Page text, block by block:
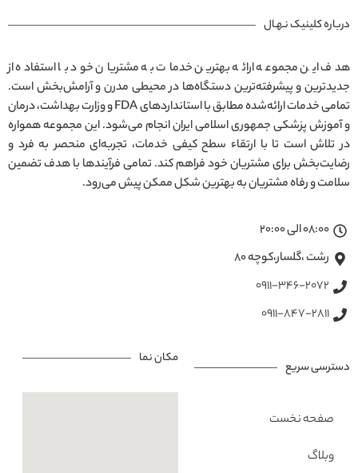
درباره کلینیک نـهـال
هدف این مجموعه ارائه بهترین خدمات به مشتریان خود با استفاده از
جدیدترین و پیشرفته‌ترین دستگاه‌ها در محیطی مدرن و آرامش‌بخش است.
تمامی خدمات ارائه‌شده مطابق با استانداردهای FDA و وزارت بهداشت، درمان
و آموزش پزشکی جمهوری اسلامی ایران انجام می‌شود. این مجموعه همواره
در تلاش است تا با ارتقاء سطح کیفی خدمات، تجربه‌ای منحصر به فرد و
رضایت‌بخش برای مشتریان خود فراهم کند. تمامی فرآیندها با هدف تضمین
سلامت و رفاه مشتریان به بهترین شکل ممکن پیش می‌رود.
08:00 الی 20:00
رشت ،گلسار،کوچه ۸۰
0911-346-2072
0911-847-2811
دسترسی سریع
صفحه نخست
وبلاگ
مکان نما